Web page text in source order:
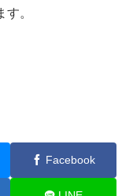
。
Facebook